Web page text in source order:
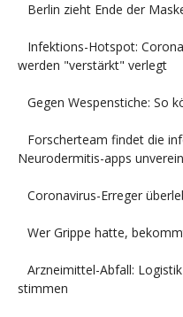
Berlin zieht Ende der
Infektions-Hotspot:
werden "verstärkt" verlegt
Gegen Wespenstiche: So
Forscherteam findet die
Neurodermitis-apps
Coronavirus-Erreger
Wer Grippe hatte,
Arzneimittel-Abfall:
stimmen